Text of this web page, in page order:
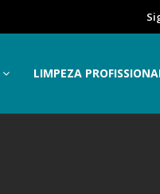
LIMPEZA